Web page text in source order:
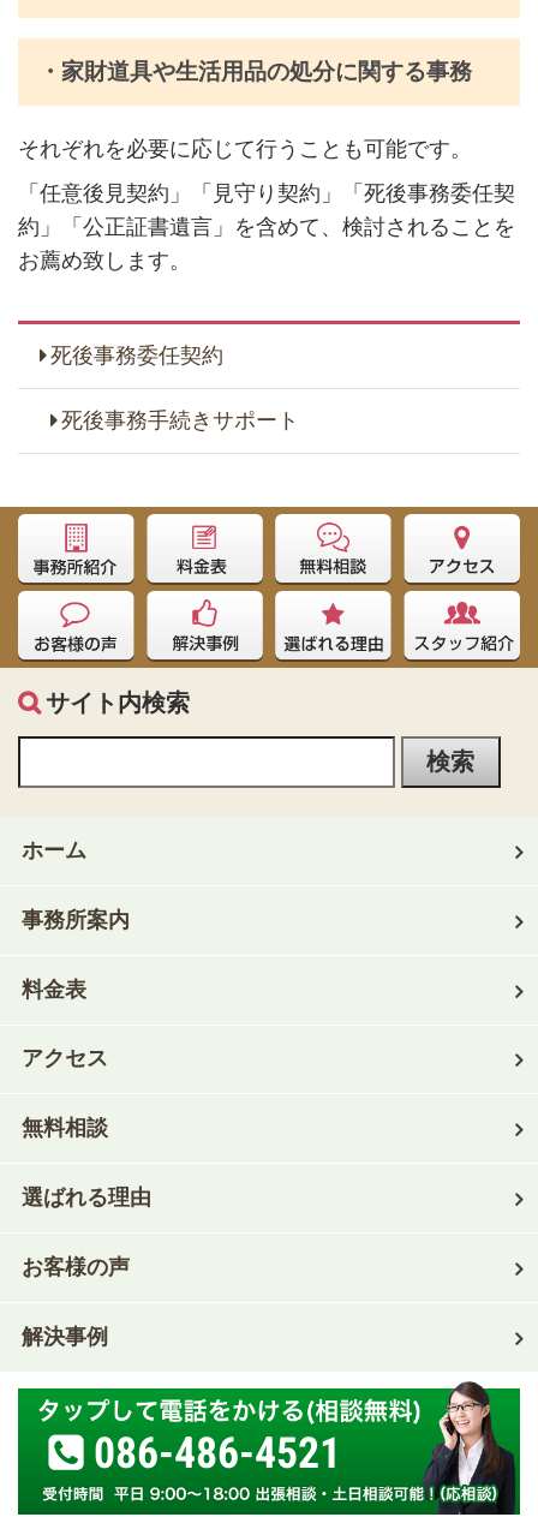
・家財道具や生活用品の処分に関する事務
それぞれを必要に応じて行うことも可能です。
「任意後見契約」「見守り契約」「死後事務委任契
約」「公正証書遺言」を含めて、検討されることを
お薦め致します。
死後事務委任契約
死後事務手続きサポート
サイト内検索
ホーム
事務所案内
料金表
アクセス
無料相談
選ばれる理由
お客様の声
解決事例
086-486-4521